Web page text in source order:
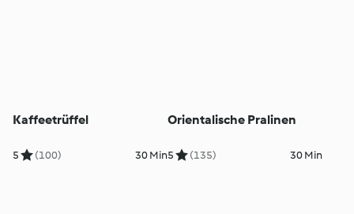
Kaffeetrüffel
5 (100) 30 Min
Orientalische Pralinen
5 (135) 30 Min